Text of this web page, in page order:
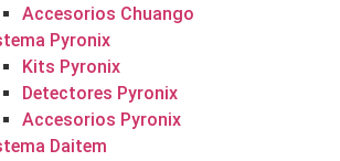
Accesorios Chuango
Pyronix
Kits Pyronix
Detectores Pyronix
Accesorios Pyronix
Daitem